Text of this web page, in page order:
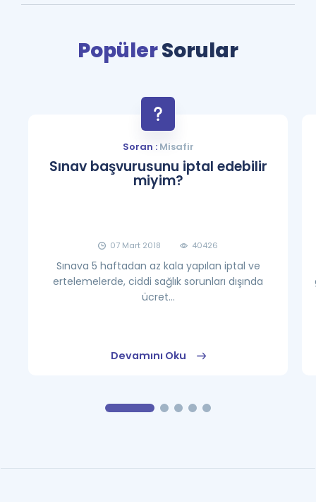
PopülerSorular
Soran :Misafir
Sınav başvurusunu iptal edebilir
miyim?
07 Mart 2018 40426
Sınava 5 haftadan az kala yapılan iptal ve
ertelemelerde, ciddi sağlık sorunları dışında
ücret...
Devamını Oku